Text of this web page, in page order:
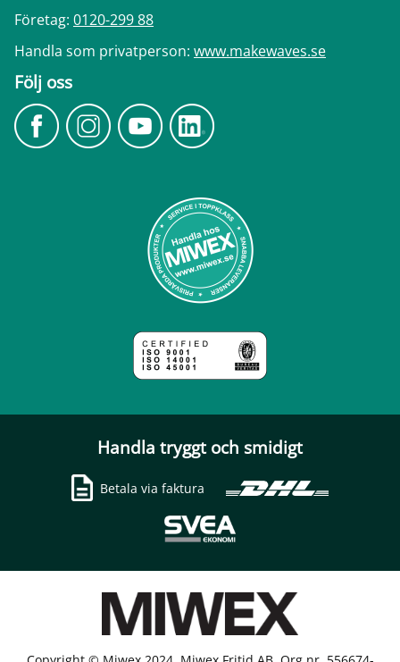
Företag: 0120-299 88
Handla som privatperson: www.makewaves.se
Följ oss
Handla tryggt och smidigt
Betala via faktura